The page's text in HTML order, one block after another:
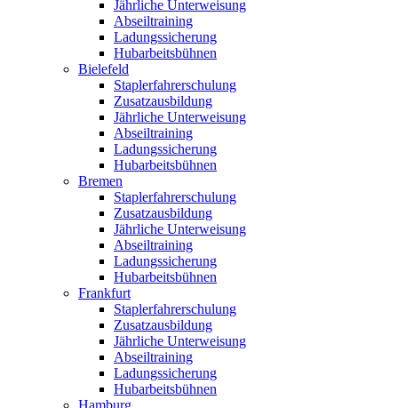
Jährliche Unterweisung
Abseiltraining
Ladungssicherung
Hubarbeitsbühnen
Bielefeld
Staplerfahrerschulung
Zusatzausbildung
Jährliche Unterweisung
Abseiltraining
Ladungssicherung
Hubarbeitsbühnen
Bremen
Staplerfahrerschulung
Zusatzausbildung
Jährliche Unterweisung
Abseiltraining
Ladungssicherung
Hubarbeitsbühnen
Frankfurt
Staplerfahrerschulung
Zusatzausbildung
Jährliche Unterweisung
Abseiltraining
Ladungssicherung
Hubarbeitsbühnen
Hamburg